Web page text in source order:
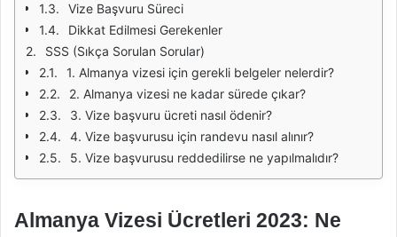
Vize Başvuru Süreci
Dikkat Edilmesi Gerekenler
SSS (Sıkça Sorulan Sorular)
1. Almanya vizesi için gerekli belgeler nelerdir?
2. Almanya vizesi ne kadar sürede çıkar?
3. Vize başvuru ücreti nasıl ödenir?
4. Vize başvurusu için randevu nasıl alınır?
5. Vize başvurusu reddedilirse ne yapılmalıdır?
Almanya Vizesi Ücretleri 2023: Ne